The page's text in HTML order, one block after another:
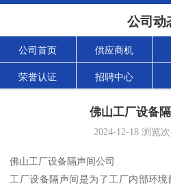
公司动
公司首页 供应商机
荣誉认证 招聘中心
佛山工厂设备
2024-12-18浏览次
佛山工厂设备隔声间公司
工厂设备隔声间是为了工厂内部环